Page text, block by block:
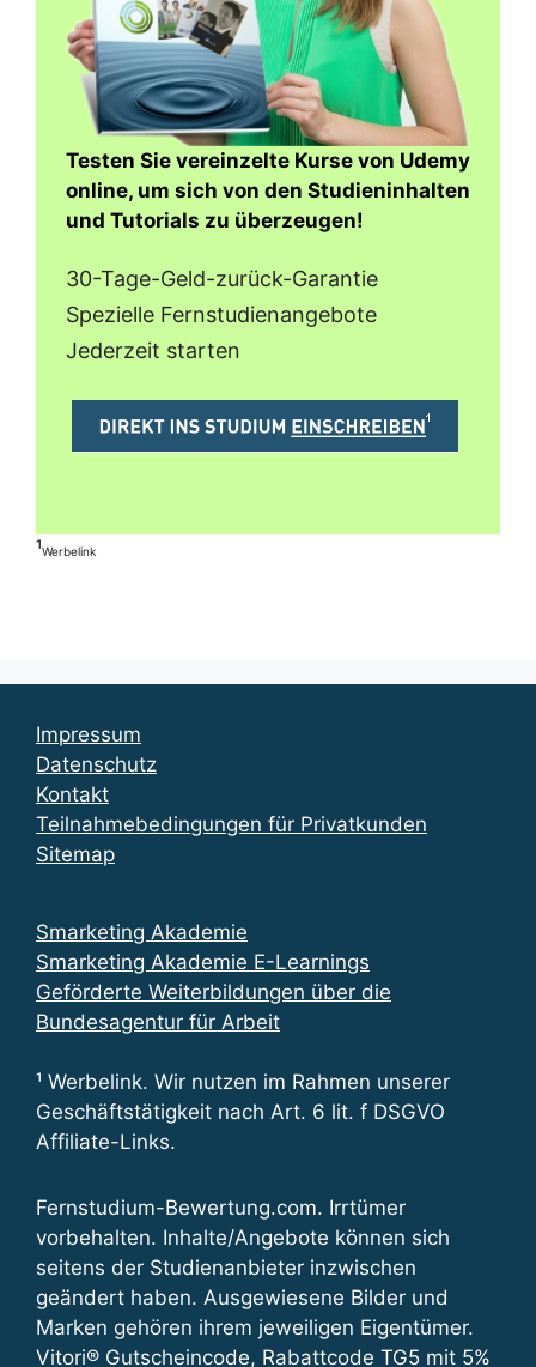
Testen Sie vereinzelte Kurse von Udemy
online, um sich von den Studieninhalten
und Tutorials zu überzeugen!
30-Tage-Geld-zurück-Garantie
Spezielle Fernstudienangebote
Jederzeit starten
¹Werbelink
Impressum
Datenschutz
Kontakt
Teilnahmebedingungen für Privatkunden
Sitemap
Smarketing Akademie
Smarketing Akademie E-Learnings
Geförderte Weiterbildungen über die
Bundesagentur für Arbeit
¹ Werbelink. Wir nutzen im Rahmen unserer
Geschäftstätigkeit nach Art. 6 lit. f DSGVO
Affiliate-Links.
Fernstudium-Bewertung.com. Irrtümer
vorbehalten. Inhalte/Angebote können sich
seitens der Studienanbieter inzwischen
geändert haben. Ausgewiesene Bilder und
Marken gehören ihrem jeweiligen Eigentümer.
Vitori® Gutscheincode, Rabattcode TG5 mit 5%